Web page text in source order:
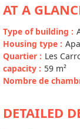
AT A
Type of building :
Housing type :
Quartier : Les
capacity : 59 m²
Nombre de
DETAILED